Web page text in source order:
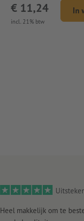
incl. 21% btw
€ 11,24 In
Heel makkelijk om te